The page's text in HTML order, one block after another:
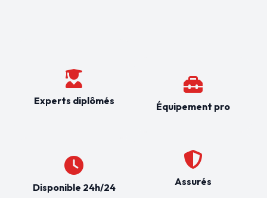
Experts diplômés
Disponible 24h/24
Équipement pro
Assurés